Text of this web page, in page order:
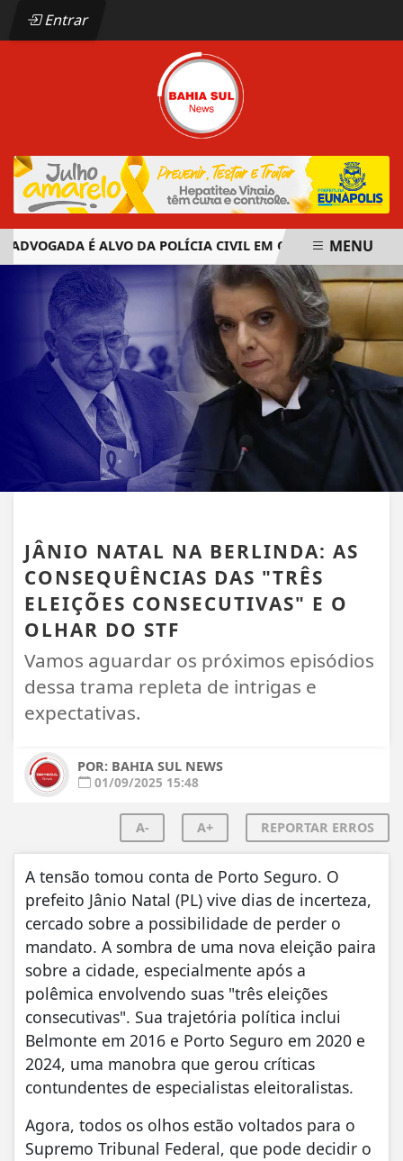
Entrar
É ALVO DA POLÍCIA CIVIL EM OPERAÇÃO CONTRA
EM ALTA
MENU
JÂNIO NATAL NA BERLINDA: AS
CONSEQUÊNCIAS DAS "TRÊS
ELEIÇÕES CONSECUTIVAS" E O
OLHAR DO STF
Vamos aguardar os próximos episódios
dessa trama repleta de intrigas e
expectativas.
POR: BAHIA SUL NEWS
01/09/2025 15:48
A- A+ REPORTAR ERROS
A tensão tomou conta de Porto Seguro. O
prefeito Jânio Natal (PL) vive dias de incerteza,
cercado sobre a possibilidade de perder o
mandato. A sombra de uma nova eleição paira
sobre a cidade, especialmente após a
polêmica envolvendo suas "três eleições
consecutivas". Sua trajetória política inclui
Belmonte em 2016 e Porto Seguro em 2020 e
2024, uma manobra que gerou críticas
contundentes de especialistas eleitoralistas.
Agora, todos os olhos estão voltados para o
Supremo Tribunal Federal, que pode decidir o